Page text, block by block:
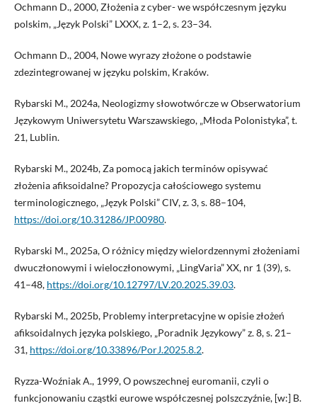
Ochmann D., 2000, Złożenia z cyber- we współczesnym języku
polskim, „Język Polski” LXXX, z. 1–2, s. 23–34.
Ochmann D., 2004, Nowe wyrazy złożone o podstawie
zdezintegrowanej w języku polskim, Kraków.
Rybarski M., 2024a, Neologizmy słowotwórcze w Obserwatorium
Językowym Uniwersytetu Warszawskiego, „Młoda Polonistyka”, t.
21, Lublin.
Rybarski M., 2024b, Za pomocą jakich terminów opisywać
złożenia afiksoidalne? Propozycja całościowego systemu
terminologicznego, „Język Polski” CIV, z. 3, s. 88–104,
https://doi.org/10.31286/JP.00980.
Rybarski M., 2025a, O różnicy między wielordzennymi złożeniami
dwuczłonowymi i wieloczłonowymi, „LingVaria” XX, nr 1 (39), s.
41–48, https://doi.org/10.12797/LV.20.2025.39.03.
Rybarski M., 2025b, Problemy interpretacyjne w opisie złożeń
afiksoidalnych języka polskiego, „Poradnik Językowy” z. 8, s. 21–
31, https://doi.org/10.33896/PorJ.2025.8.2.
Ryzza-Woźniak A., 1999, O powszechnej euromanii, czyli o
funkcjonowaniu cząstki eurowe współczesnej polszczyźnie, [w:] B.